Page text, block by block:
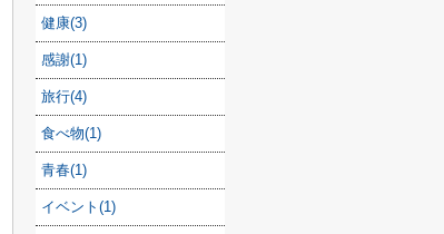
健康(3)
感謝(1)
旅行(4)
食べ物(1)
青春(1)
イベント(1)